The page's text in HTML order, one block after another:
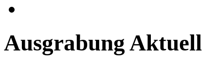
Ausgrabung Aktuell